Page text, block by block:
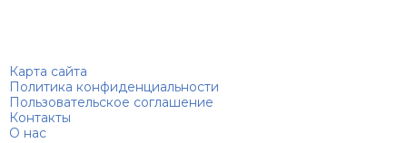
Карта сайта
Политика конфиденциальности
Пользовательское соглашение
Контакты
О нас